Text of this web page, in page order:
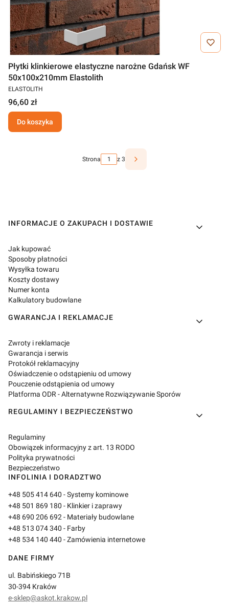
Płytki klinkierowe elastyczne narożne Gdańsk WF
50x100x210mm Elastolith
ELASTOLITH
96,60 zł
Do koszyka
Strona z 3
Linki w stopce
INFORMACJE O ZAKUPACH I DOSTAWIE
Jak kupować
Sposoby płatności
Wysyłka towaru
Koszty dostawy
Numer konta
Kalkulatory budowlane
GWARANCJA I REKLAMACJE
Zwroty i reklamacje
Gwarancja i serwis
Protokół reklamacyjny
Oświadczenie o odstąpieniu od umowy
Pouczenie odstąpienia od umowy
Platforma ODR - Alternatywne Rozwiązywanie Sporów
REGULAMINY I BEZPIECZEŃSTWO
Regulaminy
Obowiązek informacyjny z art. 13 RODO
Polityka prywatności
Bezpieczeństwo
INFOLINIA I DORADZTWO
+48 505 414 640 - Systemy kominowe
+48 501 869 180 - Klinkier i zaprawy
+48 690 206 692 - Materiały budowlane
+48 513 074 340 - Farby
+48 534 140 440 - Zamówienia internetowe
DANE FIRMY
ul. Babińskiego 71B
30-394 Kraków
e-sklep@askot.krakow.pl